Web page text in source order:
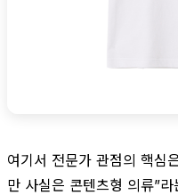
여기서 전문가 관점의 핵심
만 사실은 콘텐츠형 의류”